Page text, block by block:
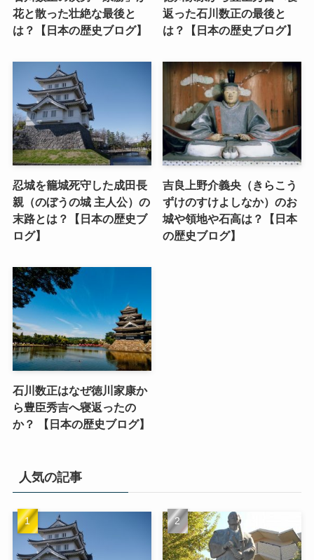
花と散った壮絶な最後と
は？【日本の歴史ブログ】
返った石川数正の最後と
は？【日本の歴史ブログ】
忍城を籠城死守した成田長
親（のぼうの城 主人公）の
末路とは？【日本の歴史ブ
ログ】
吉良上野介義央（きらこう
ずけのすけよしなか）のお
城や領地や石高は？【日本
の歴史ブログ】
石川数正はなぜ徳川家康か
ら豊臣秀吉へ寝返ったの
か？ 【日本の歴史ブログ】
人気の記事